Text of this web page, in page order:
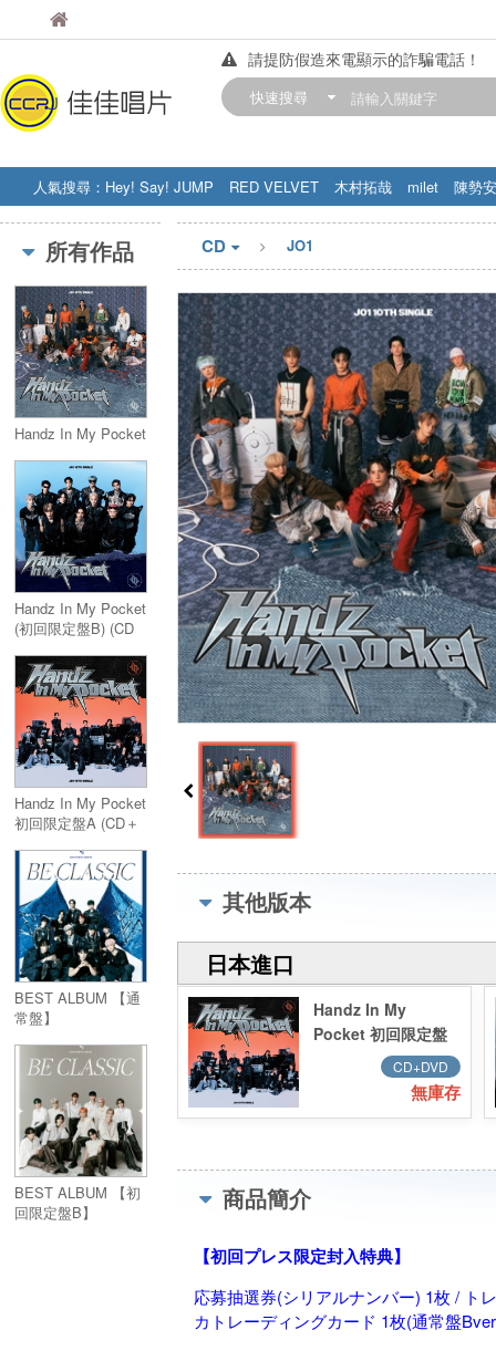
佳佳唱片
請提防假造來電顯示的詐騙電話！
【中華門市營業時間調整公告】
快速搜尋
人氣搜尋： Hey! Say! JUMP RED VELVET 木村拓哉 milet
陳勢安
STRAY KIDS
盧廣仲 周杰伦
所有作品
Handz In My Pocket
Handz In My Pocket
(初回限定盤B) (CD
Handz In My Pocket
初回限定盤A (CD＋
BEST ALBUM 【通
常盤】
BEST ALBUM 【初
回限定盤B】
CD JO1
其他版本
日本進口
Handz In My
Pocket 初回限定盤
A (CD＋DVD)CD+DVD
無庫存
商品簡介
【初回プレス限定封入特典】
応募抽選券(シリアルナンバー) 1枚 / ト
カトレーディングカード 1枚(通常盤